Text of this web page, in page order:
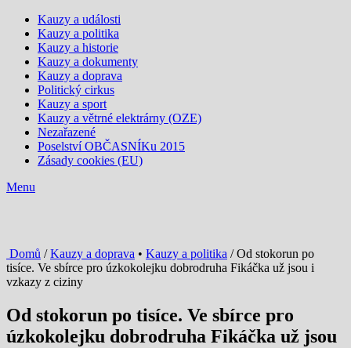
Kauzy a události
Kauzy a politika
Kauzy a historie
Kauzy a dokumenty
Kauzy a doprava
Politický cirkus
Kauzy a sport
Kauzy a větrné elektrárny (OZE)
Nezařazené
Poselství OBČASNÍKu 2015
Zásady cookies (EU)
Menu
Domů /Kauzy a doprava • Kauzy a politika / Od stokorun po
tisíce. Ve sbírce pro úzkokolejku dobrodruha Fikáčka už jsou i
vzkazy z ciziny
Od stokorun po tisíce. Ve sbírce pro
úzkokolejku dobrodruha Fikáčka už jsou